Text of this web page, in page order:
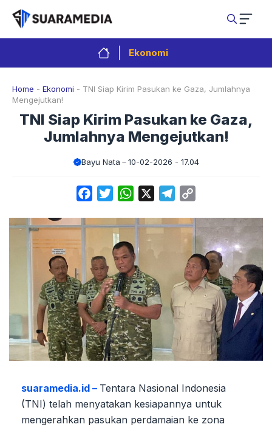
Langsung
isi
Ekonomi
Home - Ekonomi - TNI Siap Kirim Pasukan ke Gaza, Jumlahnya
Mengejutkan!
TNI Siap Kirim Pasukan ke Gaza,
Jumlahnya Mengejutkan!
Bayu Nata 10-02-2026 - 17.04
FacebookTwitterWhatsApp Telegram
suaramedia.id – Tentara Nasional Indonesia
(TNI) telah menyatakan kesiapannya untuk
mengerahkan pasukan perdamaian ke zona